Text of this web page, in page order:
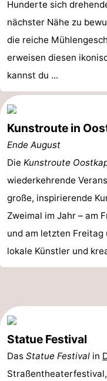
Hunderte sich
nächster Nähe zu
die reiche
erweisen diesen
kannst du ...
Kunstroute in
Ende August
Die Kunstroute
wiederkehrende
große, inspirierende
Zweimal im Jahr – am
und am letzten Freitag
lokale Künstler und
Statue Festival
Das Statue Festival in